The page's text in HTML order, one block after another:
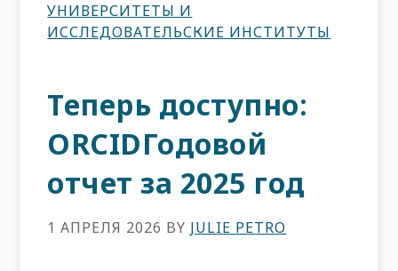
УНИВЕРСИТЕТЫ И
ИССЛЕДОВАТЕЛЬСКИЕ ИНСТИТУТЫ
Теперь доступно:
ORCIDГодовой
отчет за 2025 год
1 АПРЕЛЯ 2026 BY JULIE PETRO